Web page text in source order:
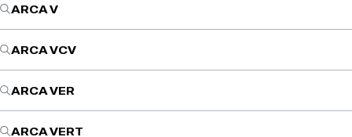
ARCA V
ARCA VCV
ARCA VER
ARCA VERT